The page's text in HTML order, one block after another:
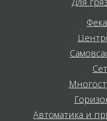
Автоматика и